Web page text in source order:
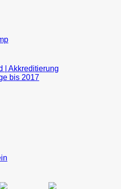
| Akkreditierung
bis 2017